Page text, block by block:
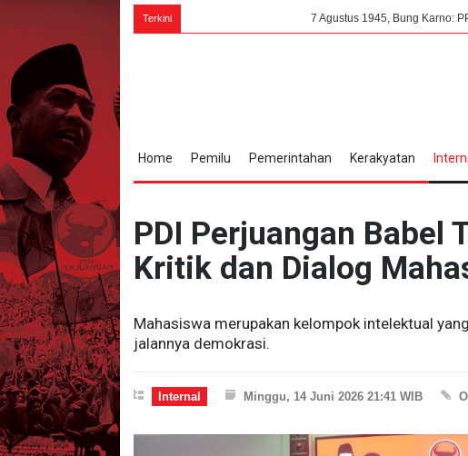
Terkini 7 Agustus 1945, Bung Karno: PPKI Milik
Home Pemilu Pemerintahan Kerakyatan
PDI Perjuangan Babel
Kritik dan Dialog
Mahasiswa merupakan kelompok intelektual
jalannya demokrasi.
Internal Minggu, 14 Juni 2026 21:41 WIB